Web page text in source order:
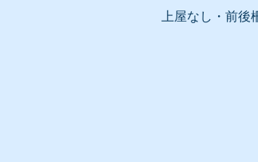
上屋なし・前後